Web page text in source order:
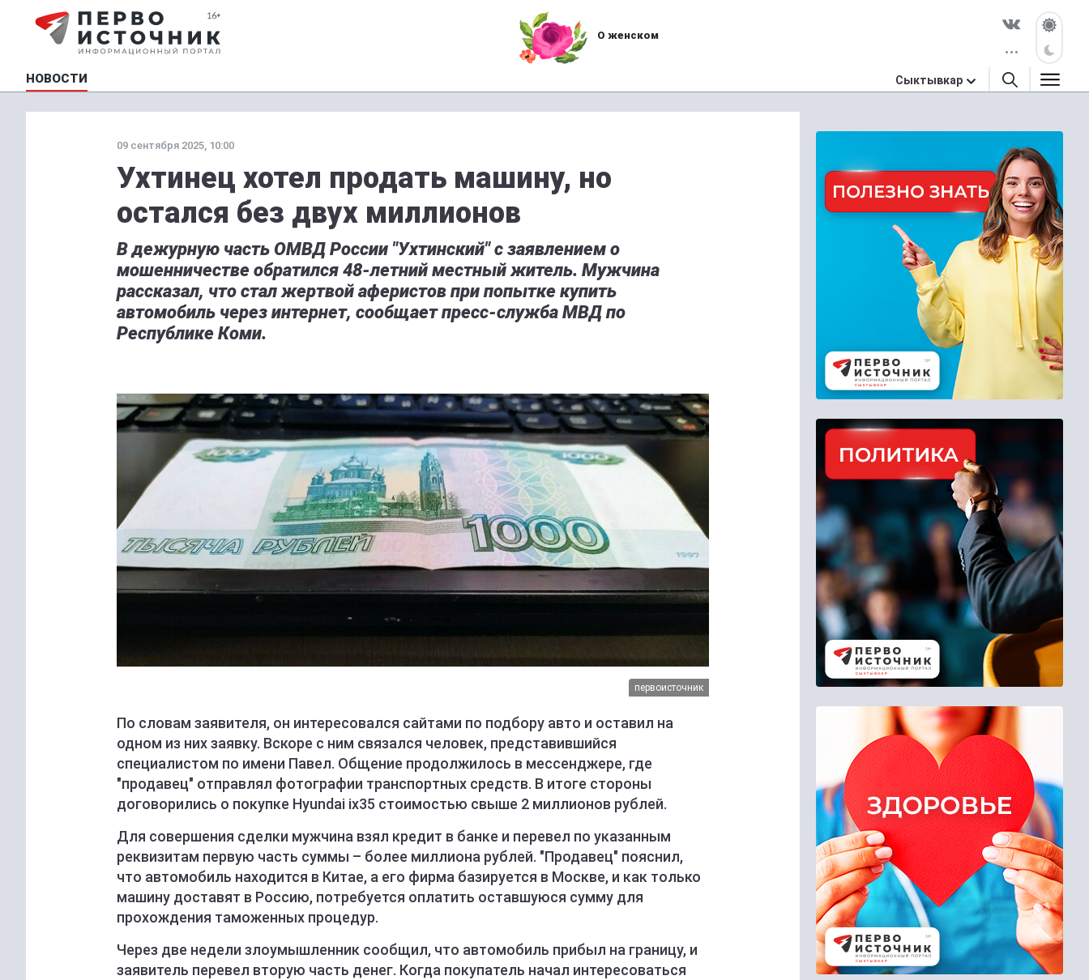
О женском
НОВОСТИ Сыктывкар
09 сентября 2025, 10:00
Ухтинец хотел продать машину, но
остался без двух миллионов
В дежурную часть ОМВД России "Ухтинский" с заявлением о
мошенничестве обратился 48-летний местный житель. Мужчина
рассказал, что стал жертвой аферистов при попытке купить
автомобиль через интернет, сообщает пресс-служба МВД по
Республике Коми.
первоисточник
По словам заявителя, он интересовался сайтами по подбору авто и оставил на
одном из них заявку. Вскоре с ним связался человек, представившийся
специалистом по имени Павел. Общение продолжилось в мессенджере, где
"продавец" отправлял фотографии транспортных средств. В итоге стороны
договорились о покупке Hyundai ix35 стоимостью свыше 2 миллионов рублей.
Для совершения сделки мужчина взял кредит в банке и перевел по указанным
реквизитам первую часть суммы – более миллиона рублей. "Продавец" пояснил,
что автомобиль находится в Китае, а его фирма базируется в Москве, и как только
машину доставят в Россию, потребуется оплатить оставшуюся сумму для
прохождения таможенных процедур.
Через две недели злоумышленник сообщил, что автомобиль прибыл на границу, и
заявитель перевел вторую часть денег. Когда покупатель начал интересоваться